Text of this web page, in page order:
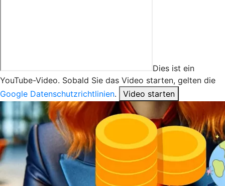
Dies ist ein
YouTube-Video. Sobald Sie das Video starten, gelten die
Google Datenschutzrichtlinien. Video starten